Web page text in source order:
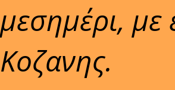
μεσημέρι, με
Κοζανης.